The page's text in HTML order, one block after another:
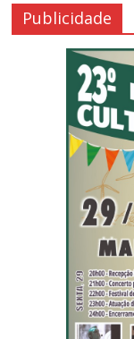
Publicidade